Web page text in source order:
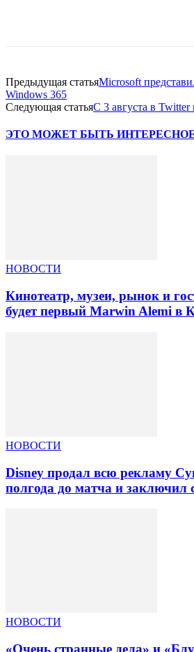
Предыдущая статьяMicrosoft
Windows 365
Следующая статьяС 3 августа в Twitter
ЭТО МОЖЕТ БЫТЬ ИНТЕРЕСНО
НОВОСТИ
Кинотеатр, музеи, рынок и
будет первый Marwin Alemi в
НОВОСТИ
Disney продал всю рекламу
полгода до матча и заключил
НОВОСТИ
«Очень странные дела» и